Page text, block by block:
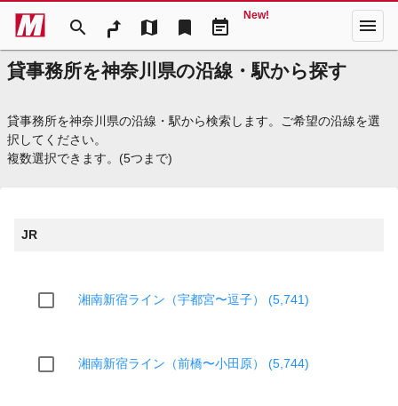
search map bookmark event_note
New! menu
貸事務所を神奈川県の沿線・駅から探す
貸事務所を神奈川県の沿線・駅から検索します。ご希望の沿線を選
択してください。
複数選択できます。(5つまで)
JR
湘南新宿ライン（宇都宮〜逗子） (5,741)
湘南新宿ライン（前橋〜小田原） (5,744)